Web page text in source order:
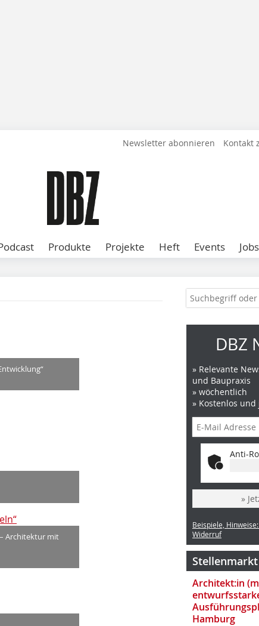
Newsletter abonnieren Kontakt
Produkte Projekte Heft Events Jobs
Architektur mit
DBZ
» Relevante
und Baupraxis
» wöchentlich
» Kostenlos
Anti-
»
Beispiele,
Widerruf
Architekt:in
Hamburg